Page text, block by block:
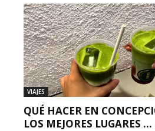
VIAJES
QUÉ HACER EN
LOS MEJORES LUGARES ...